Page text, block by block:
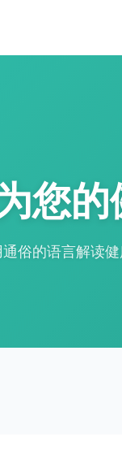
您的
俗的语言解读